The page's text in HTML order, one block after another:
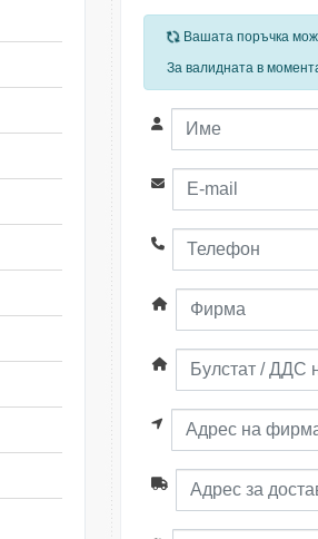
За определени
Вашата поръчка
За валидната в